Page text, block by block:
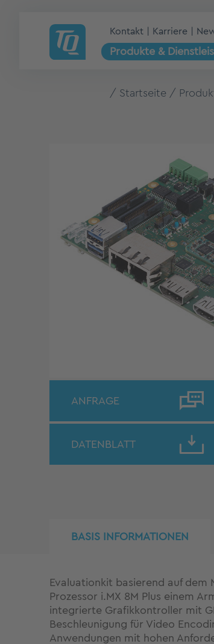
Kontakt Karriere
Produkte &
Startseite
ANFRAGE
DATENBLATT
BASIS INFORMATIONEN
Evaluationkit basierend auf dem
Prozessor i.MX 8M Plus einem
integrierte Grafikkontroller mit
Beschleunigung für Video
Anwendungen mit hohen